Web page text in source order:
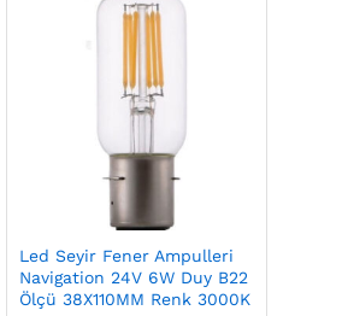
Led Seyir Fener Ampulleri
Navigation 24V 6W Duy B22
Ölçü 38X110MM Renk 3000K